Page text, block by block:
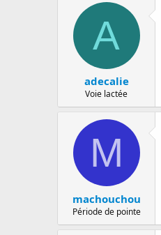
A
adecalie
Voie lactée
M
machouchou
Période de pointe